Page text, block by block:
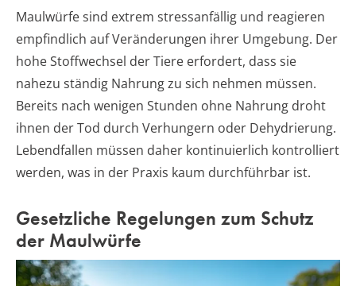
Maulwürfe sind extrem stressanfällig und reagieren
empfindlich auf Veränderungen ihrer Umgebung. Der
hohe Stoffwechsel der Tiere erfordert, dass sie
nahezu ständig Nahrung zu sich nehmen müssen.
Bereits nach wenigen Stunden ohne Nahrung droht
ihnen der Tod durch Verhungern oder Dehydrierung.
Lebendfallen müssen daher kontinuierlich kontrolliert
werden, was in der Praxis kaum durchführbar ist.
Gesetzliche Regelungen zum Schutz
der Maulwürfe